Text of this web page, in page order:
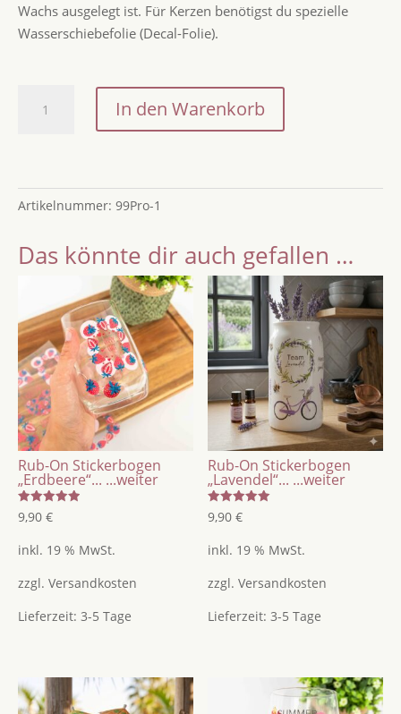
Wachs ausgelegt ist. Für Kerzen benötigst du spezielle
Wasserschiebefolie (Decal-Folie).
A5
–
für
mit
Raysin,
Keraflott
&
Glas
Menge
In den Warenkorb
Artikelnummer: 99Pro-1
Das könnte dir auch gefallen …
Rub-On Stickerbogen
„Erdbeere“... ...weiter
Bewertet
mit
von 5
9,90 €
inkl. 19 % MwSt.
zzgl. Versandkosten
Lieferzeit: 3-5 Tage
Rub-On Stickerbogen
„Lavendel“... ...weiter
Bewertet
mit
von 5
9,90€
inkl. 19 % MwSt.
zzgl.Versandkosten
Lieferzeit:3-5 Tage